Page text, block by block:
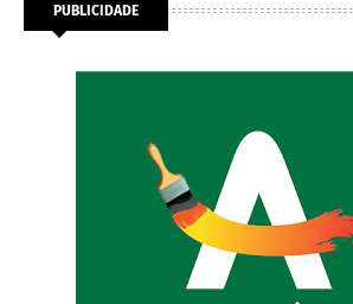
PUBLICIDADE